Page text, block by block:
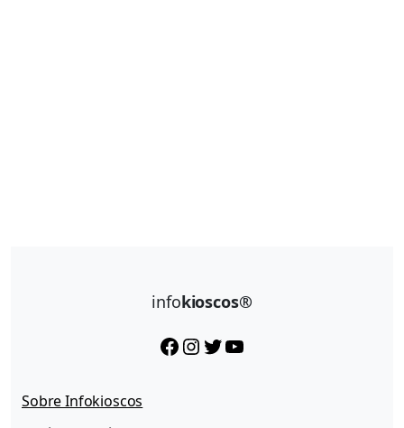
infokioscos®
Facebook InstagramTwitter YouTube
Sobre Infokioscos